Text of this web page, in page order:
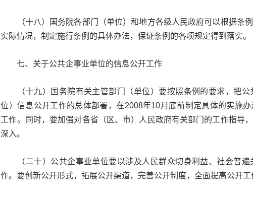
（十八）国务院各部门（单位）和地方各级人民政府可以根据条
实际情况，制定施行条例的具体办法，保证条例的各项规定得到落实。
七、关于公共企事业单位的信息公开工作
（十九）国务院有关主管部门（单位）要按照条例的要求，把公
位）信息公开工作的总体部署，在2008年10月底前制定具体的实施
工作。同时，要加强对各省（区、市）人民政府有关部门的工作指导
深入。
（二十）公共企事业单位要以涉及人民群众切身利益、社会普遍
作。要创新公开形式，拓展公开渠道，完善公开制度，全面提高公开工